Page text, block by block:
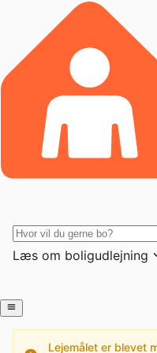
Læs om boligudlejning
Lejemålet er blevet